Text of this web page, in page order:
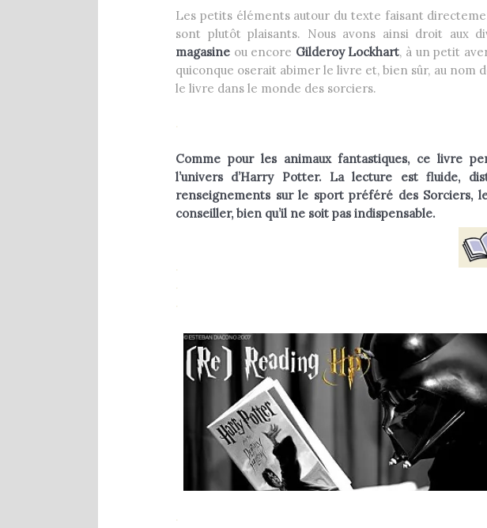
Les petits éléments autour du texte faisant
sont plutôt plaisants. Nous avons ainsi droit aux
magasine ou encore Gilderoy Lockhart, à un petit
quiconque oserait abimer le livre et, bien sûr, au nom
le livre dans le monde des sorciers.
.
Comme pour les animaux fantastiques, ce livre
l’univers d’Harry Potter. La lecture est fluide,
renseignements sur le sport préféré des Sorciers,
conseiller, bien qu’il ne soit pas indispensable.
.
.
.
.